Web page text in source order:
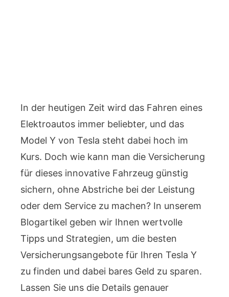
In der heutigen Zeit wird das Fahren eines
Elektroautos immer beliebter, und das
Model Y von Tesla steht dabei hoch im
Kurs. Doch wie kann man die Versicherung
für dieses innovative Fahrzeug günstig
sichern, ohne Abstriche bei der Leistung
oder dem Service zu machen? In unserem
Blogartikel geben wir Ihnen wertvolle
Tipps und Strategien, um die besten
Versicherungsangebote für Ihren Tesla Y
zu finden und dabei bares Geld zu sparen.
Lassen Sie uns die Details genauer